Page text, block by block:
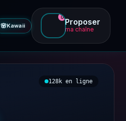
🌸Kawaii
0 Proposer
ma chaîne
128k en ligne